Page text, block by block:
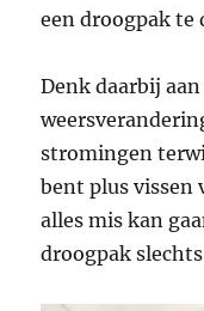
een droogpak te
Denk daarbij
stromingen
bent plus vissen
alles mis kan
droogpak